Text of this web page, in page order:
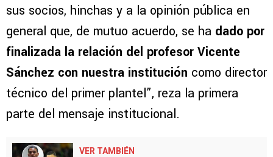
sus socios, hinchas y a la opinión pública en
general que, de mutuo acuerdo, se ha dado por
finalizada la relación del profesor Vicente
Sánchez con nuestra institución como director
técnico del primer plantel”, reza la primera
parte del mensaje institucional.
VER TAMBIÉN